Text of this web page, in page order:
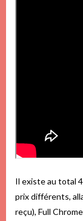
Il existe au total
prix différents,
reçu), Full